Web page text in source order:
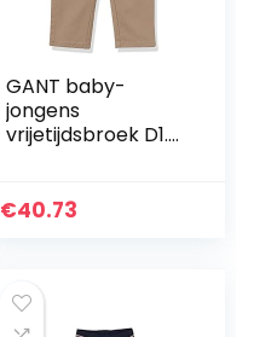
GANT baby-
jongens
vrijetijdsbroek D1.
€40.73